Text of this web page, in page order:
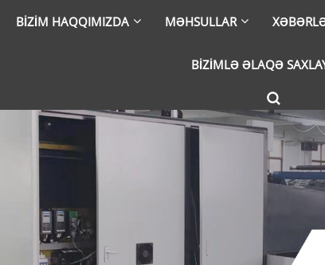
BIZIM HAQQIMIZDA MƏHSULLAR
BIZIMLƏ ƏLAQƏ